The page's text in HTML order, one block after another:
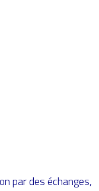
par des échanges,